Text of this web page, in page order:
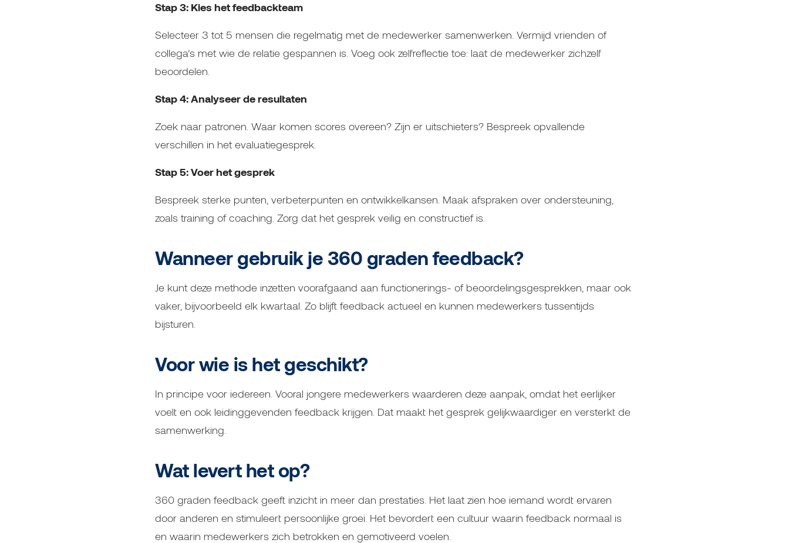
Stap 3: Kies het feedbackteam
Selecteer 3 tot 5 mensen die regelmatig met de medewerker samenwerken. Vermijd vrienden of
collega’s met wie de relatie gespannen is. Voeg ook zelfreflectie toe: laat de medewerker zichzelf
beoordelen.
Stap 4: Analyseer de resultaten
Zoek naar patronen. Waar komen scores overeen? Zijn er uitschieters? Bespreek opvallende
verschillen in het evaluatiegesprek.
Stap 5: Voer het gesprek
Bespreek sterke punten, verbeterpunten en ontwikkelkansen. Maak afspraken over ondersteuning,
zoals training of coaching. Zorg dat het gesprek veilig en constructief is.
Wanneer gebruik je 360 graden feedback?
Je kunt deze methode inzetten voorafgaand aan functionerings- of beoordelingsgesprekken, maar ook
vaker, bijvoorbeeld elk kwartaal. Zo blijft feedback actueel en kunnen medewerkers tussentijds
bijsturen.
Voor wie is het geschikt?
In principe voor iedereen. Vooral jongere medewerkers waarderen deze aanpak, omdat het eerlijker
voelt en ook leidinggevenden feedback krijgen. Dat maakt het gesprek gelijkwaardiger en versterkt de
samenwerking.
Wat levert het op?
360 graden feedback geeft inzicht in meer dan prestaties. Het laat zien hoe iemand wordt ervaren
door anderen en stimuleert persoonlijke groei. Het bevordert een cultuur waarin feedback normaal is
en waarin medewerkers zich betrokken en gemotiveerd voelen.